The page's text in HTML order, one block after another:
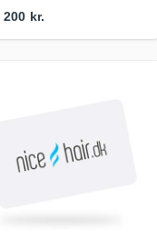
200 kr.